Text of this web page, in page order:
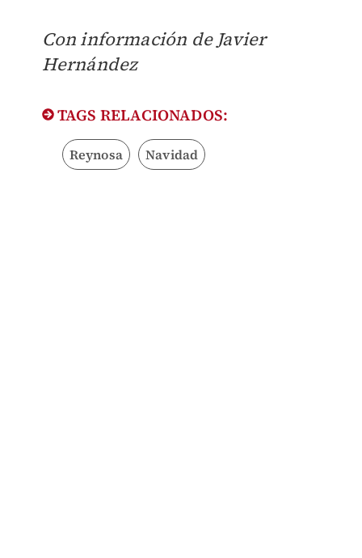
Con información de Javier
Hernández
TAGS RELACIONADOS:
Reynosa Navidad